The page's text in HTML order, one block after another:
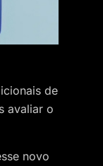
de
avaliar o
novo